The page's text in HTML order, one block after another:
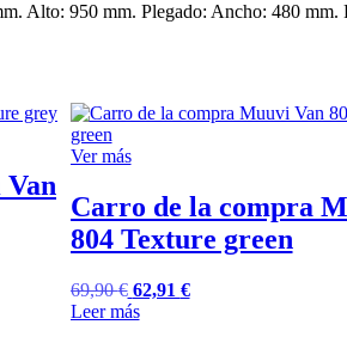
Alto: 950 mm. Plegado: Ancho: 480 mm.
Ver más
Carro de la compra
804 Texture green
69,90€ 62,91 €
Leer más